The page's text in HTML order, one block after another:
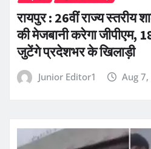
रायपुर : 26वीं राज्य स्तरीय
की मेजबानी करेगा
जुटेंगे प्रदेशभर के खिलाड़ी
Junior Editor1 Aug